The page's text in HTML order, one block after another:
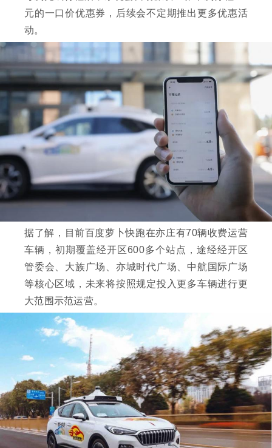
元的一口价优惠券，后续会不定期推出更多优惠活
动。
据了解，目前百度萝卜快跑在亦庄有70辆收费运营
车辆，初期覆盖经开区600多个站点，途经经开区
管委会、大族广场、亦城时代广场、中航国际广场
等核心区域，未来将按照规定投入更多车辆进行更
大范围示范运营。